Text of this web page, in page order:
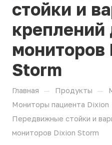
стойки и
креплений
мониторов
Storm
Главная — Продукты —
Мониторы пациента Dixion
Передвижные стойки и
мониторов Dixion Storm